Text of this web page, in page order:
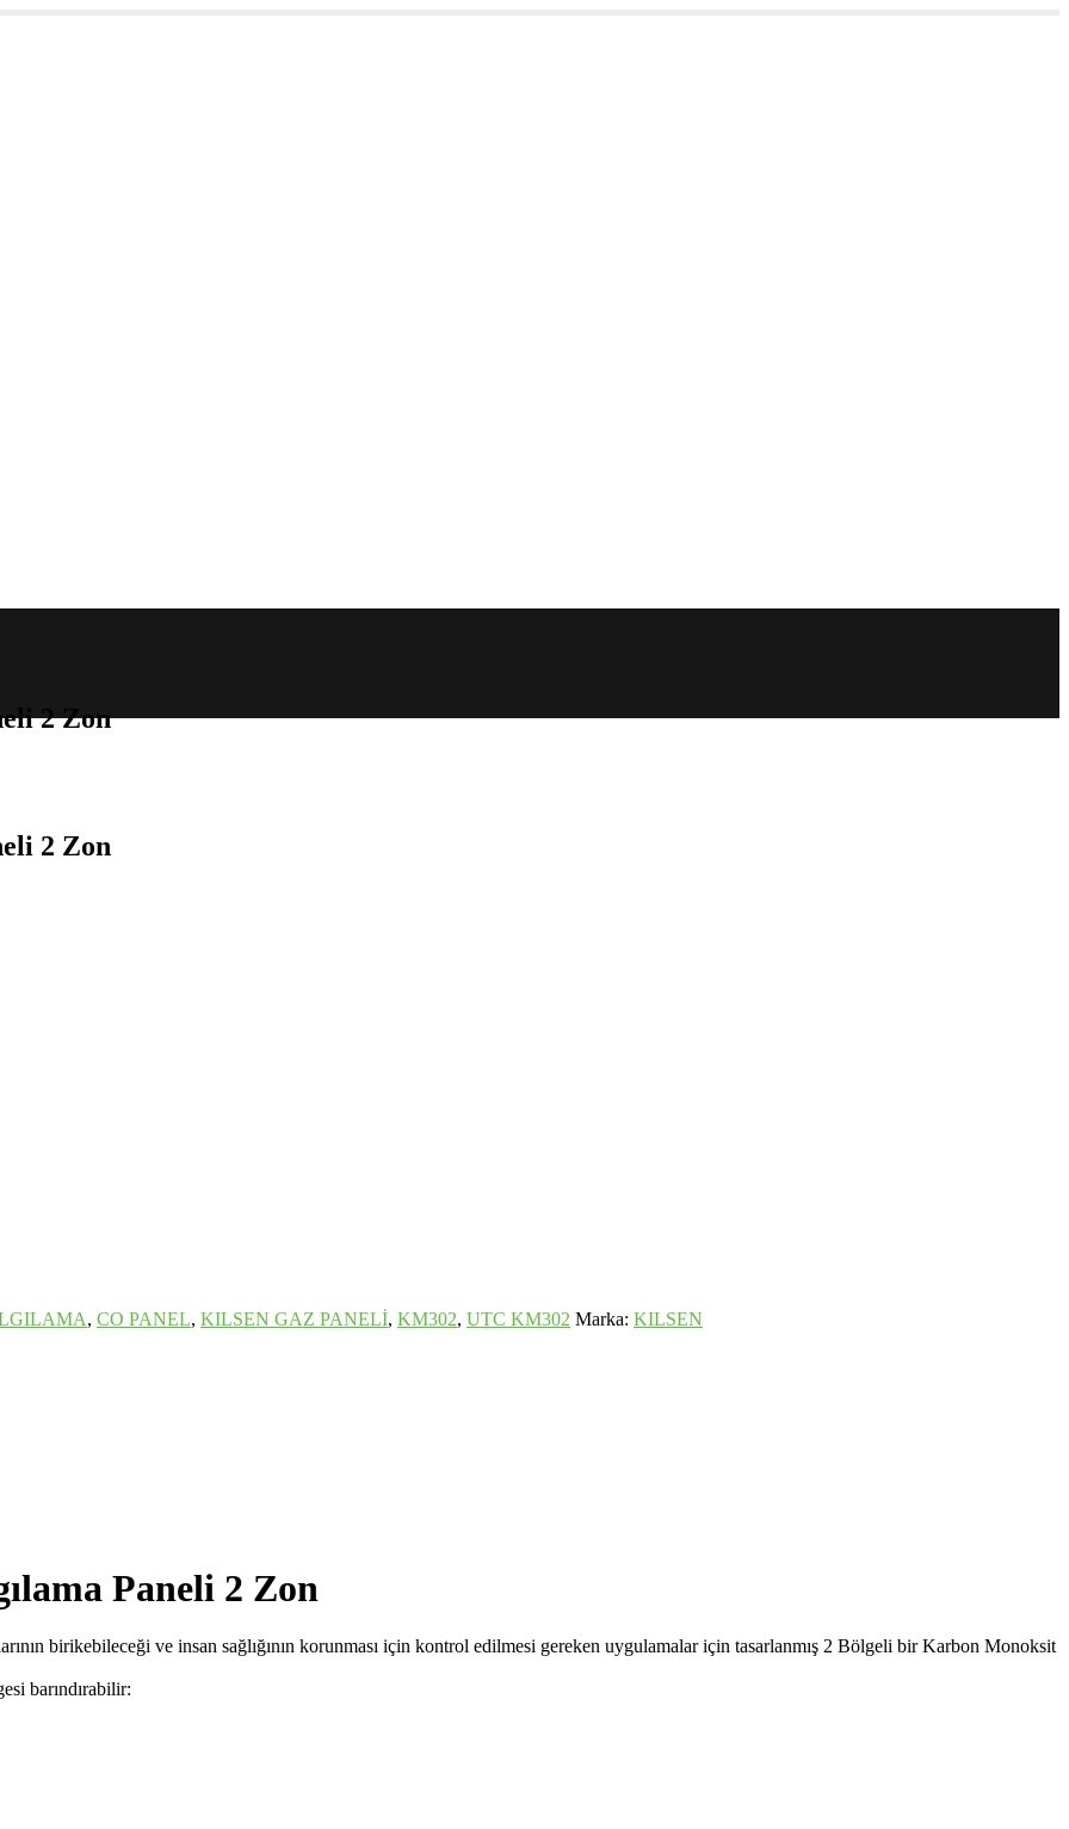
2 Zon
2 Zon
, CO PANEL, KILSEN GAZ PANELİ, KM302, UTC KM302 Marka: KILSEN
Paneli 2 Zon
birikebileceği ve insan sağlığının korunması için kontrol edilmesi gereken uygulamalar için tasarlanmış 2 Bölgeli bir Karbon Monoksit
barındırabilir: